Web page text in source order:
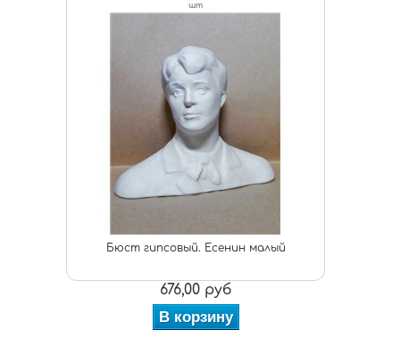
шт
Бюст гипсовый. Есенин малый
676,00 руб
В корзину